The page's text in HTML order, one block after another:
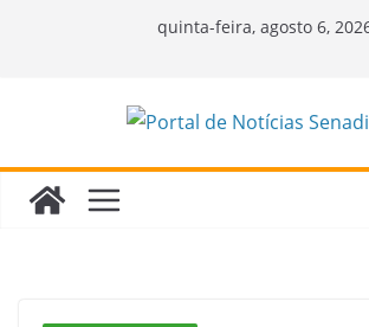
quinta-feira, agosto 6,